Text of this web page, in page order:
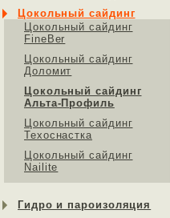
Цокольный сайдинг
Цокольный сайдинг
FineBer
Цокольный сайдинг
Доломит
Цокольный сайдинг
Альта-Профиль
Цокольный сайдинг
Техоснастка
Цокольный сайдинг
Nailite
Гидро и пароизоляция